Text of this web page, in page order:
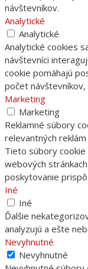
návštevníkov.
Analytické
Analytické
Analytické cookies
návštevníci
cookie pomáhajú
počet
Marketing
Marketing
Reklamné súbory
relevantných
Tieto súbory cookie
webových
poskytovanie
Iné
Iné
Ďalšie
analyzujú a ešte
Nevyhnutné
Nevyhnutné